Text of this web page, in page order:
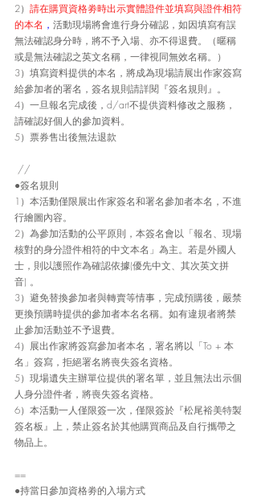
2） 請在購買資格劵時出示實體證件並填寫與證件相符
的本名 ， 活動現場將會進行身分確認，如因填寫有誤
無法確認身分時，將不予入場、亦不得退費。（暱稱
或是無法確認之英文名稱，一律視同無效名稱。）
3）填寫資料提供的本名，將成為現場請展出作家簽寫
給參加者的署名，簽名規則請詳閱『簽名規則』。
4） 一旦報名完成後，d/art不提供資料修改之服務，
請確認好個人的參加資料。
5）票券售出後無法退款
//
●簽名規則
1）本活動僅限展出作家簽名和署名參加者本名，不進
行繪圖內容。
2）為參加活動的公平原則，本簽名會以「報名、現場
核對的身分證件相符的中文本名」為主。若是外國人
士，則以護照作為確認依據(優先中文、其次英文拼
音) 。
3）避免替換參加者與轉賣等情事，完成預購後，嚴禁
更換預購時提供的參加者本名名稱。如有違規者將禁
止參加活動並不予退費。
4）展出作家將簽寫參加者本名，署名將以「To + 本
名」簽寫，拒絕署名將喪失簽名資格。
5）現場遺失主辦單位提供的署名單，並且無法出示個
人身分證件者，將喪失簽名資格。
6）本活動一人僅限簽一次，僅限簽於『松尾裕美特製
簽名板』上，禁止簽名於其他購買商品及自行攜帶之
物品上。
==
●持當日參加資格劵的入場方式